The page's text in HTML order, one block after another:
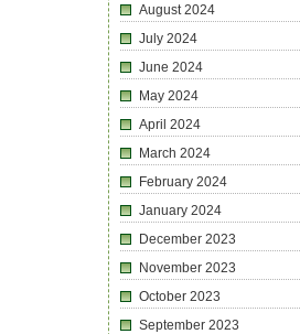
August 2024
July 2024
June 2024
May 2024
April 2024
March 2024
February 2024
January 2024
December 2023
November 2023
October 2023
September 2023